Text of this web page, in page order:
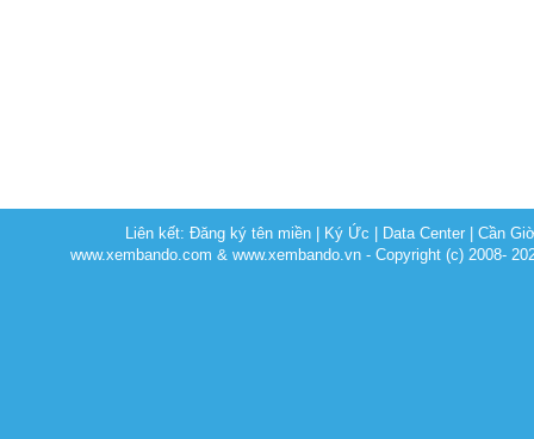
Liên kết:Đăng ký tên miền Ký Ức Data Center |Cần
www.xembando.com & www.xembando.vn - Copyright (c) 2008-